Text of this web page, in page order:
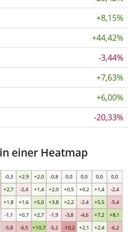
+8,15%
+44,42%
-3,44%
+7,63%
+6,00%
-20,33%
einer Heatmap
-5,8 -6,5 +10,7 -5,2 -10,2 +2,1 +2,4 -6,2
-1,1 +0,7 +2,7 -1,9 -3,8 -4,6 +7,2 +8,1
+1,8 +1,6 +5,0 +3,8 +2,2 -2,4 +5,5 -5,4
+2,7 -2,4 +1,4 +2,0 +0,5 +0,2 +1,4 -2,4
-0,3 +2,9 +2,0 -0,8 0,0 0,0 0,0 0,0